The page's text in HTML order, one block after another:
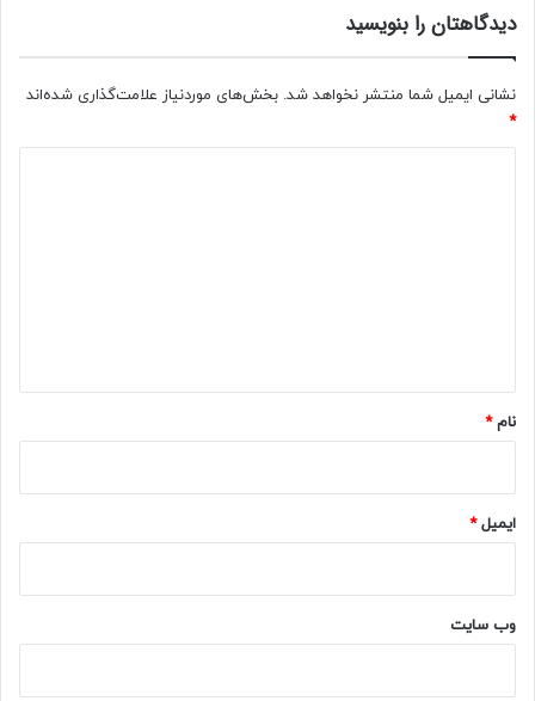
دیدگاهتان را بنویسید
نشانی ایمیل شما منتشر نخواهد شد. بخش‌های موردنیاز علامت‌گذاری شده‌اند
*
نام*
ایمیل*
وب‌ سایت